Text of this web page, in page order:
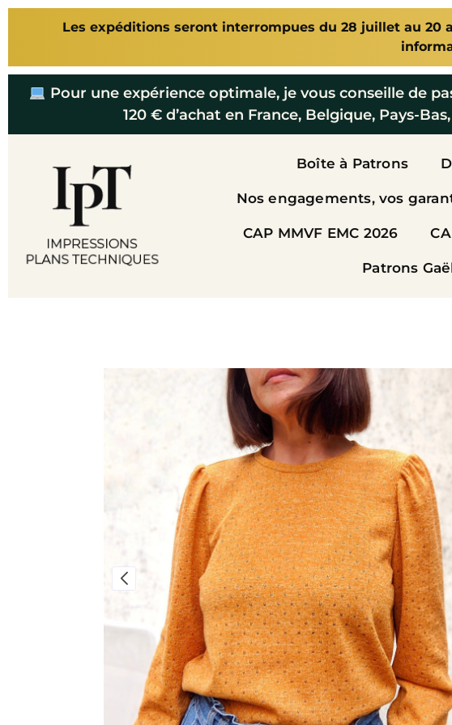
Les expéditions seront interrompues du 28 juillet au 20
Pour une expérience optimale, je vous conseille de
120 € d’achat en France, Belgique, Pays-
Boîte à Patrons
Nos engagements, vos
CAP MMVF EMC 2026
Patrons